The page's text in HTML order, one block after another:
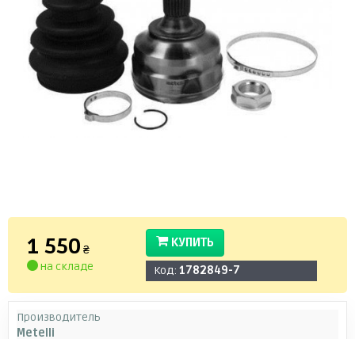
1 550 ₴
на складе
КУПИТЬ
Код: 1782849-7
Производитель
Metelli